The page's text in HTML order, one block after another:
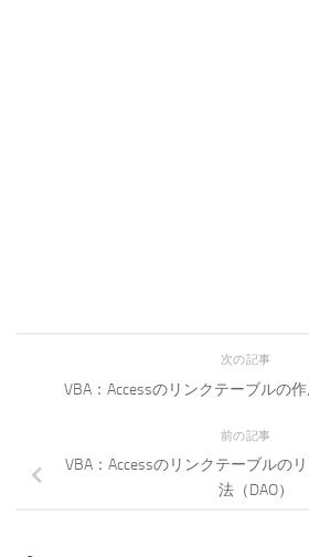
次の記事
VBA：Accessのリンクテーブルの作
前の記事
VBA：Accessのリンクテーブルの
法（DAO）